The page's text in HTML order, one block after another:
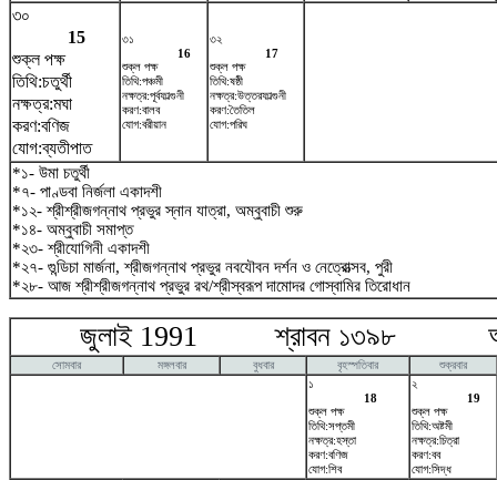
৩০
15
শুক্ল পক্ষ
তিথি:চতুর্থী
নক্ষত্র:মঘা
করণ:বণিজ
যোগ:ব্যতীপাত
৩১
16
শুক্ল পক্ষ
তিথি:পঞ্চমী
নক্ষত্র:পূর্বফাল্গুনী
করণ:বালব
যোগ:বরীয়ান
৩২
17
শুক্ল পক্ষ
তিথি:ষষ্ঠী
নক্ষত্র:উত্তরফাল্গুনী
করণ:তৈতিল
যোগ:পরিঘ
*১- উমা চতুর্থী
*৭- পাণ্ডবা নির্জলা একাদশী
*১২- শ্রীশ্রীজগন্নাথ প্রভুর স্নান যাত্রা, অম্বুবাচী শুরু
*১৪- অম্বুবাচী সমাপ্ত
*২৩- শ্রীযোগিনী একাদশী
*২৭- গুন্ডিচা মার্জনা, শ্রীজগন্নাথ প্রভুর নবযৌবন দর্শন ও নেত্রোত্সব, পুরী
*২৮- আজ শ্রীশ্রীজগন্নাথ প্রভুর রথ/শ্রীস্বরূপ দামোদর গোস্বামির তিরোধান
জুলাই 1991 শ্রাবন ১৩৯৮
সোমবার মঙ্গলবার বুধবার বৃহস্পতিবার
শুক্রবার
১
18
শুক্ল পক্ষ
তিথি:সপ্তমী
নক্ষত্র:হস্তা
করণ:বণিজ
যোগ:শিব
২
19
শুক্ল পক্ষ
তিথি:অষ্টমী
নক্ষত্র:চিত্রা
করণ:বব
যোগ:সিদ্ধ